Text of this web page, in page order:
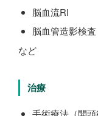
脳血流RI
脳血管造影検査
など
治療
手術療法（開